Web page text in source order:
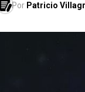
Por Patricio